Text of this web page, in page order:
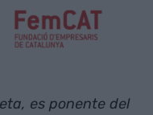
es ponente del